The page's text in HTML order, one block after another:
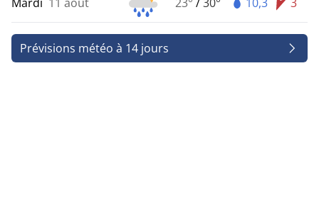
Prévisions météo à 14 jours